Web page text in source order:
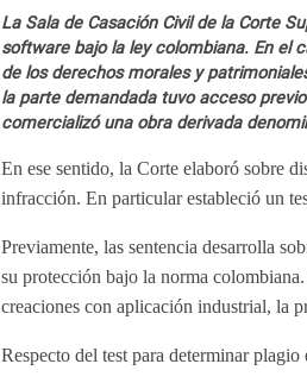
La Sala de Casación Civil de la Corte
software bajo la ley colombiana. En el
de los derechos morales y
la parte demandada tuvo acceso
comercializó una obra derivada
En ese sentido, la Corte elaboró sobre
infracción. En particular estableció un
Previamente, las sentencia desarrolla
su protección bajo la norma
creaciones con aplicación industrial, la
Respecto del test para determinar